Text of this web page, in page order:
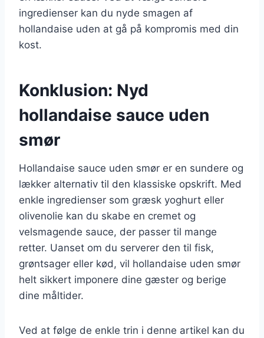
ingredienser kan du nyde smagen af
hollandaise uden at gå på kompromis med din
kost.
Konklusion: Nyd
hollandaise sauce uden
smør
Hollandaise sauce uden smør er en sundere og
lækker alternativ til den klassiske opskrift. Med
enkle ingredienser som græsk yoghurt eller
olivenolie kan du skabe en cremet og
velsmagende sauce, der passer til mange
retter. Uanset om du serverer den til fisk,
grøntsager eller kød, vil hollandaise uden smør
helt sikkert imponere dine gæster og berige
dine måltider.
Ved at følge de enkle trin i denne artikel kan du